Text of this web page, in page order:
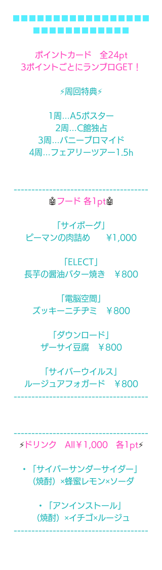
ポイントカード　全24pt
3ポイントごとにランブロGET！
⚡️周回特典⚡️
1周…A5ポスター
2周…C館独占
3周…バニーブロマイド
4周…フェアリーツアー1.5h
--------------------------------------
🤖 フード 各1pt🤖
「サイボーグ」
ピーマンの肉詰め　　¥1,000
「ELECT」
長芋の醤油バター焼き　￥800
「電脳空間」
ズッキーニチヂミ　￥800
「ダウンロード」
ザーサイ豆腐　￥800
「サイバーウイルス」
ルージュアフォガード　￥800
--------------------------------------
--------------------------------------
⚡️ドリンク　All￥1,000　各1pt⚡️
・「サイバーサンダーサイダー」
（焼酎）×蜂蜜レモン×ソーダ
・「アンインストール」
（焼酎）×イチゴ×ルージュ
--------------------------------------